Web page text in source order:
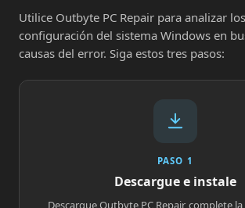
Utilice Outbyte PC Repair para analizar
configuración del sistema Windows en
causas del error. Siga estos tres pasos:
PASO 1
Descargue e instale
Descargue Outbyte PC Repair, complete